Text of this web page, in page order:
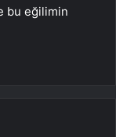
bu eğilimin